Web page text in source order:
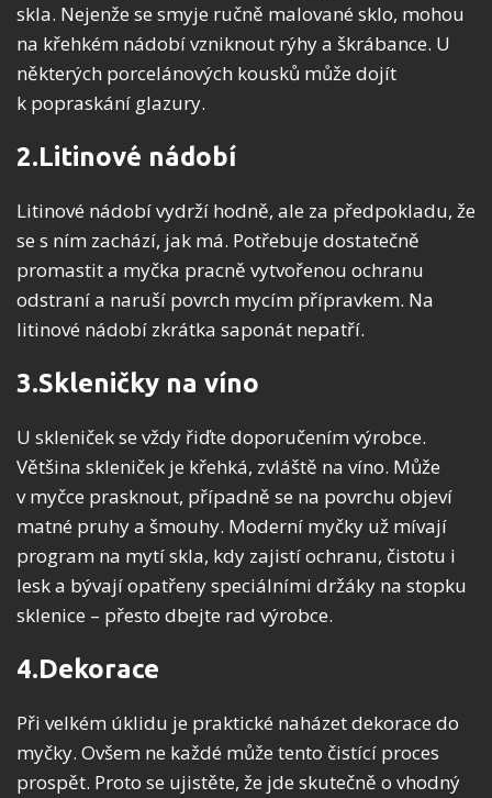
skla. Nejenže se smyje ručně malované sklo, mohou
na křehkém nádobí vzniknout rýhy a škrábance. U
některých porcelánových kousků může dojít
k popraskání glazury.
2.Litinové nádobí
Litinové nádobí vydrží hodně, ale za předpokladu, že
se s ním zachází, jak má. Potřebuje dostatečně
promastit a myčka pracně vytvořenou ochranu
odstraní a naruší povrch mycím přípravkem. Na
litinové nádobí zkrátka saponát nepatří.
3.Skleničky na víno
U skleniček se vždy řiďte doporučením výrobce.
Většina skleniček je křehká, zvláště na víno. Může
v myčce prasknout, případně se na povrchu objeví
matné pruhy a šmouhy. Moderní myčky už mívají
program na mytí skla, kdy zajistí ochranu, čistotu i
lesk a bývají opatřeny speciálními držáky na stopku
sklenice – přesto dbejte rad výrobce.
4.Dekorace
Při velkém úklidu je praktické naházet dekorace do
myčky. Ovšem ne každé může tento čistící proces
prospět. Proto se ujistěte, že jde skutečně o vhodný